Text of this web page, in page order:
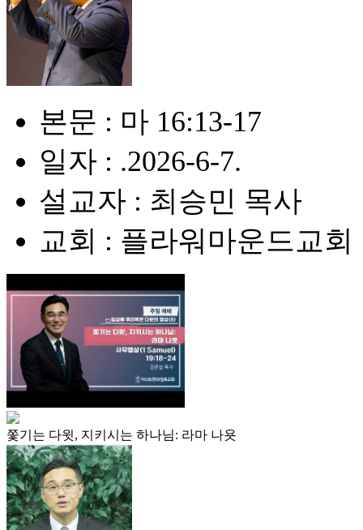
본문 : 마 16:13-17
일자 : .2026-6-7.
설교자 : 최승민 목사
교회 : 플라워마운드교회
쫓기는 다윗, 지키시는 하나님: 라마 나욧